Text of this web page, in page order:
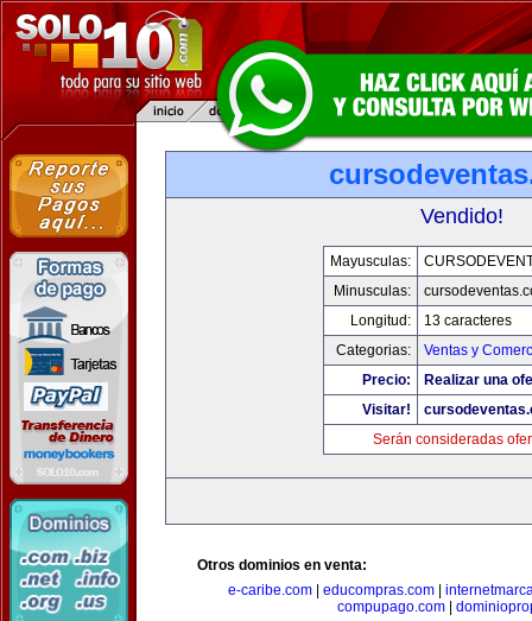
Vendido!
Mayusculas:
Minusculas:
Longitud:
13 caracteres
Categorias:
Ventas y
Precio:
Realizar una
Visitar!
Serán consideradas
Otros dominios en venta:
e-caribe.com| educompras.com|
compupago.com|